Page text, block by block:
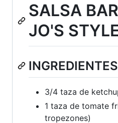
SALSA
JO'S
INGREDIENTES
3/4 taza de
1 taza de tomate
tropezones)